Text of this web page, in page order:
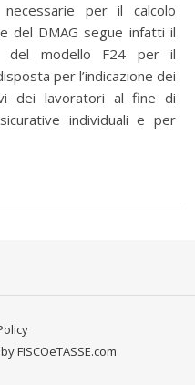
per il calcolo
del DMAG segue infatti il
del modello F24 per il
per l’indicazione dei
dei lavoratori al fine di
individuali e per
FISCOeTASSE.com